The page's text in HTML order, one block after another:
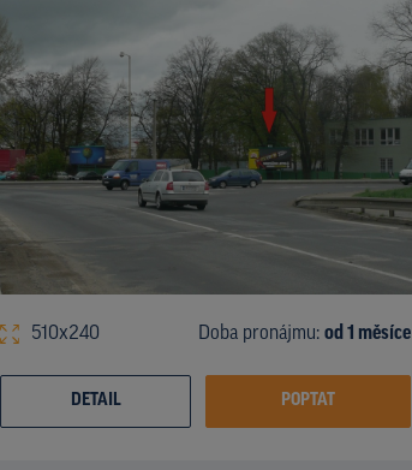
510x240 Doba pronájmu: od 1 měsíce
DETAIL POPTAT